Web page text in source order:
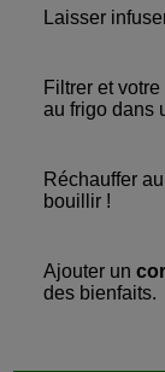
Laisser
Filtrer et
au frigo dans
Réchauffer
bouillir !
Ajouter un
des bienfaits.